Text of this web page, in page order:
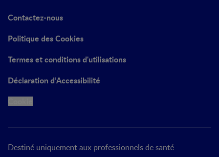
Contactez-nous
Politique des Cookies
Termes et conditions d'utilisations
Déclaration d’Accessibilité
Destiné uniquement aux professionnels de santé